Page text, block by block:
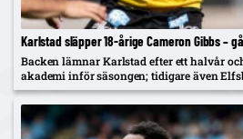
Karlstad släpper 18-årige Cameron Gibbs –
Backen lämnar Karlstad efter ett halvår
akademi inför säsongen; tidigare även